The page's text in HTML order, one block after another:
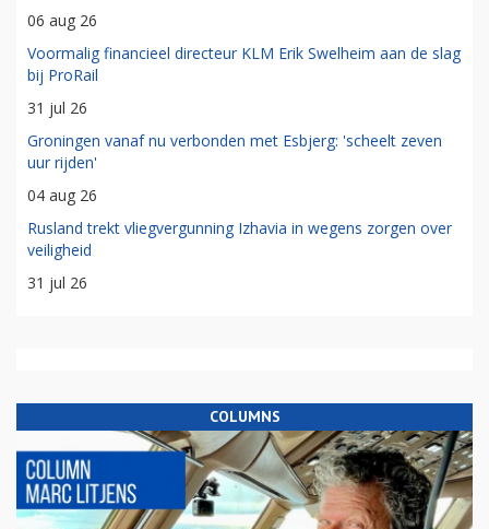
06 aug 26
Voormalig financieel directeur KLM Erik Swelheim aan de slag
bij ProRail
31 jul 26
Groningen vanaf nu verbonden met Esbjerg: 'scheelt zeven
uur rijden'
04 aug 26
Rusland trekt vliegvergunning Izhavia in wegens zorgen over
veiligheid
31 jul 26
COLUMNS